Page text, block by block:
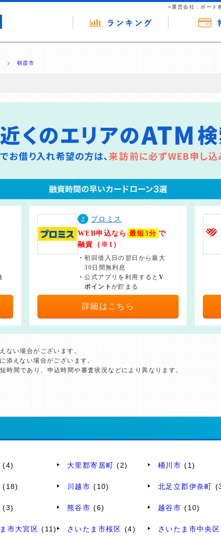
>運営会社：ポート
朝霞市
いう収益モデルです。 ただし、特定の商品を根拠なくPRするもの
を行っています。
2
プロミス
WEB申込なら 最短3分 で
融資（※1）
・初回借入日の翌日から最大
30日間無利息
・公式アプリを利用すると V
ポイントが貯まる
詳細はこちら
ない場合がございます。
えない場合がございます。
間であり、申込時間や審査状況などにより異なります。
(4) 大里郡寄居町 (2) 桶川市 (1)
(18) 川越市 (10) 北足立郡伊奈町
(3) 熊谷市 (6) 越谷市 (10)
市大宮区 (11) さいたま市桜区 (4) さいたま市中央区